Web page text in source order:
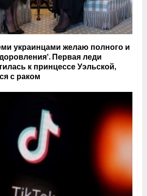
украинцами желаю полного и
Первая леди
к принцессе Уэльской,
с раком